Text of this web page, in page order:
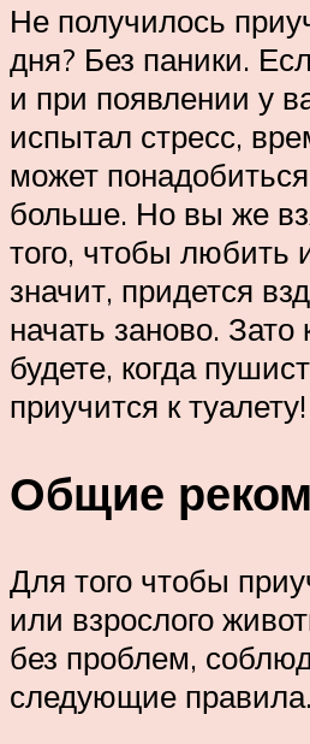
Не получилось
дня? Без паники.
и при появлении у
испытал стресс,
может
больше. Но вы же
того, чтобы любить
значит, придется
начать заново. Зато
будете, когда
приучится к туалету!
Общие
Для того чтобы
или взрослого
без проблем,
следующие правила.